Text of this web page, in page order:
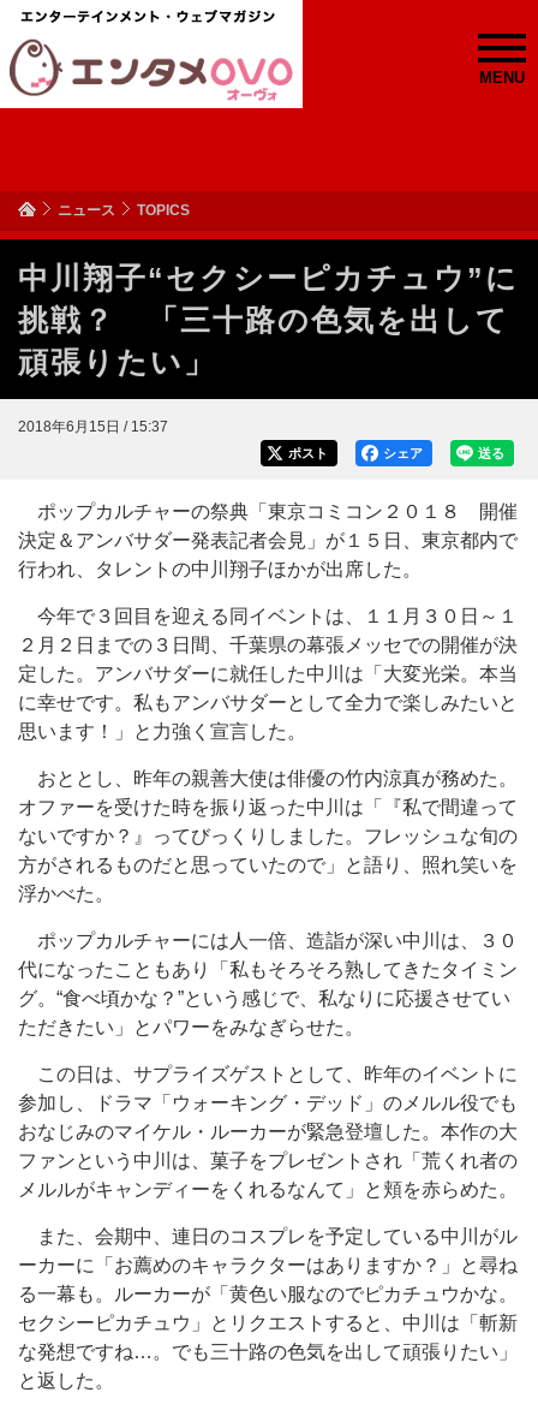
MENU
ニュース TOPICS
中川翔子“セクシーピカチュウ”に
挑戦？ 「三十路の色気を出して
頑張りたい」
2018年6月15日 / 15:37
送る
シェア
ポスト
ポップカルチャーの祭典「東京コミコン２０１８ 開催
決定＆アンバサダー発表記者会見」が１５日、東京都内で
行われ、タレントの中川翔子ほかが出席した。
今年で３回目を迎える同イベントは、１１月３０日～１
２月２日までの３日間、千葉県の幕張メッセでの開催が決
定した。アンバサダーに就任した中川は「大変光栄。本当
に幸せです。私もアンバサダーとして全力で楽しみたいと
思います！」と力強く宣言した。
おととし、昨年の親善大使は俳優の竹内涼真が務めた。
オファーを受けた時を振り返った中川は「『私で間違って
ないですか？』ってびっくりしました。フレッシュな旬の
方がされるものだと思っていたので」と語り、照れ笑いを
浮かべた。
ポップカルチャーには人一倍、造詣が深い中川は、３０
代になったこともあり「私もそろそろ熟してきたタイミン
グ。“食べ頃かな？”という感じで、私なりに応援させてい
ただきたい」とパワーをみなぎらせた。
この日は、サプライズゲストとして、昨年のイベントに
参加し、ドラマ「ウォーキング・デッド」のメルル役でも
おなじみのマイケル・ルーカーが緊急登壇した。本作の大
ファンという中川は、菓子をプレゼントされ「荒くれ者の
メルルがキャンディーをくれるなんて」と頬を赤らめた。
また、会期中、連日のコスプレを予定している中川がル
ーカーに「お薦めのキャラクターはありますか？」と尋ね
る一幕も。ルーカーが「黄色い服なのでピカチュウかな。
セクシーピカチュウ」とリクエストすると、中川は「斬新
な発想ですね…。でも三十路の色気を出して頑張りたい」
と返した。